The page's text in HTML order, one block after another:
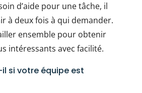
d’aide pour une tâche, il
à deux fois à qui demander.
ensemble pour obtenir
intéressants avec facilité.
il si votre équipe est